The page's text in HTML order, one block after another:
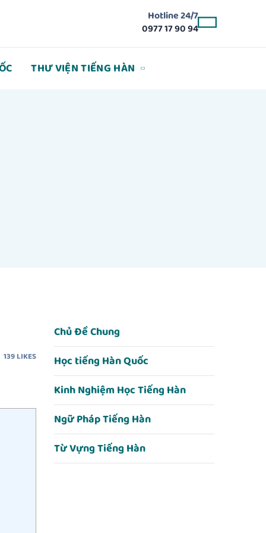
Hotline 24/7
0977 17 90 94
THƯ VIỆN TIẾNG HÀN
139LIKES
Chủ Đề Chung
Học tiếng Hàn Quốc
Kinh Nghiệm Học Tiếng Hàn
Ngữ Pháp Tiếng Hàn
Từ Vựng Tiếng Hàn